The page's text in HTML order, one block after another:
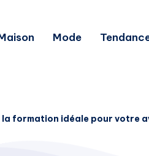
Mode
formation idéale pour votre